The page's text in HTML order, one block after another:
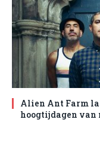
Alien Ant Farm
hoogtijdagen van